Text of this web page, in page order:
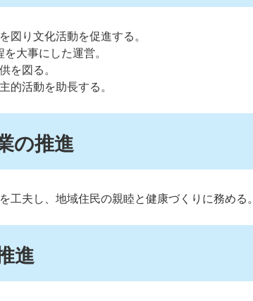
図り文化活動を促進する。
大事にした運営。
を図る。
的活動を助長する。
の推進
工夫し、地域住民の親睦と健康づくりに務める。
進